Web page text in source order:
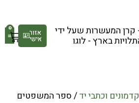
0 אזור
אישי
קדמונים וכתבי יד/ ספר המשפטים